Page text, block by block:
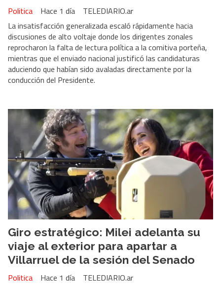
TELEDIARIO.ar
Politica
Hace 1 día
La insatisfacción generalizada escaló rápidamente hacia
discusiones de alto voltaje donde los dirigentes zonales
reprocharon la falta de lectura política a la comitiva porteña,
mientras que el enviado nacional justificó las candidaturas
aduciendo que habían sido avaladas directamente por la
conducción del Presidente.
Giro estratégico: Milei adelanta su
viaje al exterior para apartar a
Villarruel de la sesión del Senado
TELEDIARIO.ar
Politica
Hace 1 día